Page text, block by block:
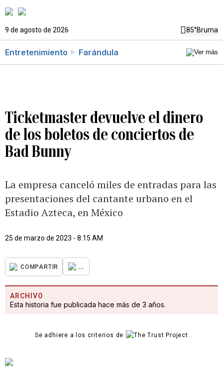
9 de agosto de 2026 85°Bruma
Entretenimiento Farándula
Ticketmaster devuelve el dinero
de los boletos de conciertos de
Bad Bunny
La empresa canceló miles de entradas para las
presentaciones del cantante urbano en el
Estadio Azteca, en México
25 de marzo de 2023 - 8:15 AM
COMPARTIR ...
ARCHIVO
Esta historia fue publicada hace más de 3 años.
Se adhiere a los criterios de